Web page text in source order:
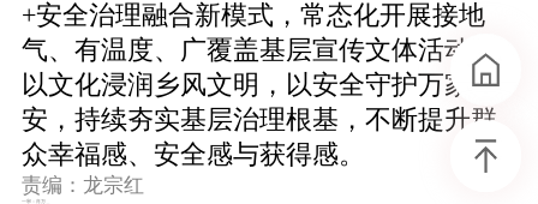
+安全治理融合新模式，常态化开展接地
气、有温度、广覆盖基层宣传文体活动，
以文化浸润乡风文明，以安全守护万家平
安，持续夯实基层治理根基，不断提升群
众幸福感、安全感与获得感。
责编：龙宗红
一审：肖万